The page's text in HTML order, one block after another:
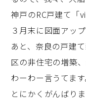
神戸のRC戸建て「
３月末に図面アッ
あと、奈良の戸建
区の非住宅の増築
わーわー言うてます
とにかくがんばりま